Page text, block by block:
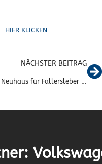
HIER KLICKEN
NÄCHSTER BEITRAG
Triathlon: Letzter Cup-Lauf in Neuhaus für Fallersleber Triathleten